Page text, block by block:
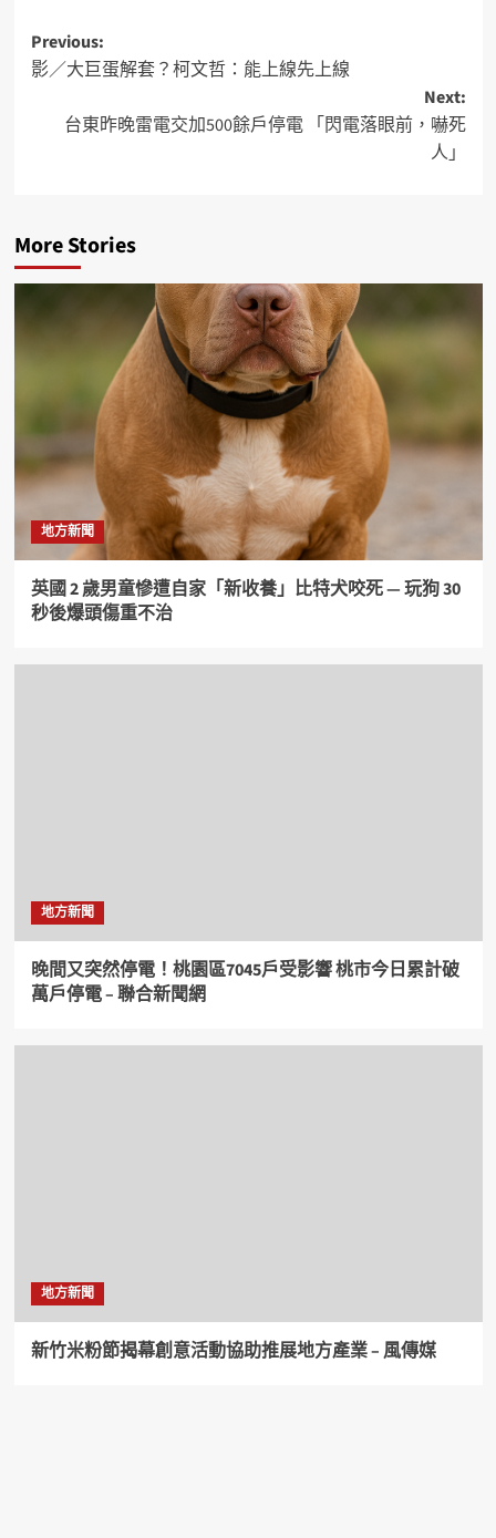
Previous:
影／大巨蛋解套？柯文哲：能上線先上線
Next:
台東昨晚雷電交加500餘戶停電 「閃電落眼前，嚇死
人」
More Stories
地方新聞
英國 2 歲男童慘遭自家「新收養」比特犬咬死 — 玩狗 30
秒後爆頭傷重不治
地方新聞
晚間又突然停電！桃園區7045戶受影響 桃市今日累計破
萬戶停電 – 聯合新聞網
地方新聞
新竹米粉節揭幕創意活動協助推展地方產業 – 風傳媒